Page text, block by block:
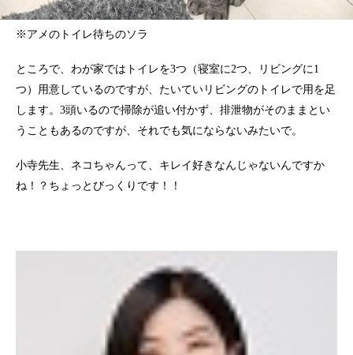
※アメのトイレ待ちのソラ
ところで、わが家ではトイレを3つ（寝室に2つ、リビングに1
つ）用意しているのですが、たいていリビングのトイレで用を足
します。3頭いるので掃除が追い付かず、排泄物がそのままとい
うこともあるのですが、それでも気にならないみたいで。
小寺先生、ネコちゃんって、キレイ好きなんじゃないんですか
ね！？ちょっとびっくりです！！